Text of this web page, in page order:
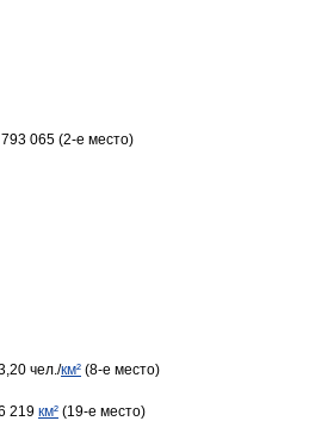
065 (2-е место)
чел./км² (8-е место)
219 км² (19-е место)